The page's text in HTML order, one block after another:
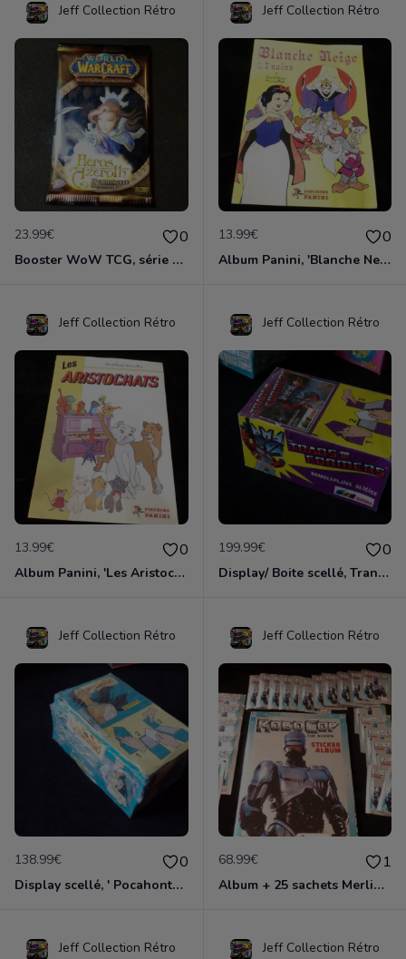
Jeff Collection Rétro
23.99€ 0
Booster WoW TCG, série Héros d'Azéroth, édition 2006 (n°2)
Jeff Collection Rétro
13.99€ 0
Album Panini, 'Blanche Neige et les Sept Nains', édition 1983
Jeff Collection Rétro
13.99€ 0
Album Panini, 'Les Aristochats', édition 1982
Jeff Collection Rétro
199.99€ 0
Display/ Boite scellé, Tranformers Panini 1986/1991
Jeff Collection Rétro
138.99€ 0
Display scellé, ' Pocahontas ', Panini UE 1994
Jeff Collection Rétro
68.99€ 1
Album + 25 sachets Merlin Collection ' Robocop: La série TV ' édition 1995
Jeff Collection Rétro Jeff Collection Rétro